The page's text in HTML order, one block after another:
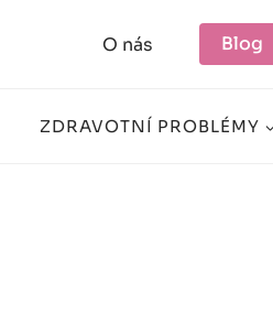
O nás Blog
ZDRAVOTNÍ PROBLÉMY